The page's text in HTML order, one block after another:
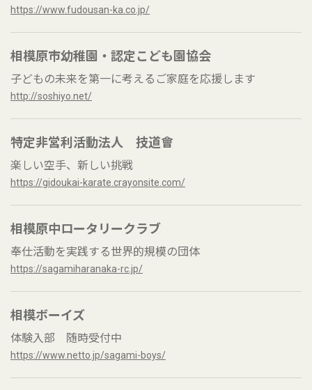
https://www.fudousan-ka.co.jp/
相模原市幼稚園・認定こども園協会
子どもの未来を第一に考えるご家庭を応援します
http://soshiyo.net/
特定非営利活動法人 技道會
楽しい空手、新しい挑戦
https://gidoukai-karate.crayonsite.com/
相模原中ロータリークラブ
奉仕活動を実践する世界的規模の団体
https://sagamiharanaka-rc.jp/
相模ボーイズ
体験入部 随時受付中
https://www.netto.jp/sagami-boys/